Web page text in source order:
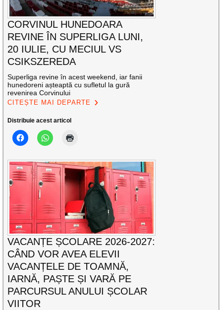
CORVINUL HUNEDOARA
REVINE ÎN SUPERLIGA LUNI,
20 IULIE, CU MECIUL VS
CSIKSZEREDA
Superliga revine în acest weekend, iar fanii
hunedoreni așteaptă cu sufletul la gură
revenirea Corvinului
CITEȘTE MAI DEPARTE
Distribuie acest articol
VACANȚE ȘCOLARE 2026-2027:
CÂND VOR AVEA ELEVII
VACANȚELE DE TOAMNĂ,
IARNĂ, PAȘTE ȘI VARĂ PE
PARCURSUL ANULUI ȘCOLAR
VIITOR